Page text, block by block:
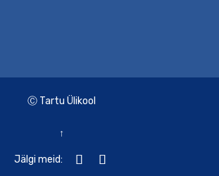
Ⓒ Tartu Ülikool
↑
Jälgi meid:  